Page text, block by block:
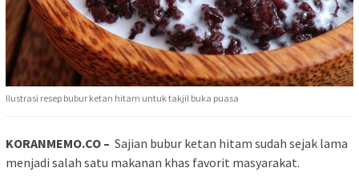
Ilustrasi resep bubur ketan hitam untuk takjil buka puasa
KORANMEMO.CO – Sajian bubur ketan hitam sudah sejak lama
menjadi salah satu makanan khas favorit masyarakat.